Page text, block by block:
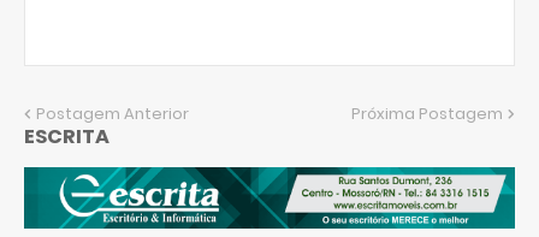
Postagem Anterior Próxima Postagem
ESCRITA